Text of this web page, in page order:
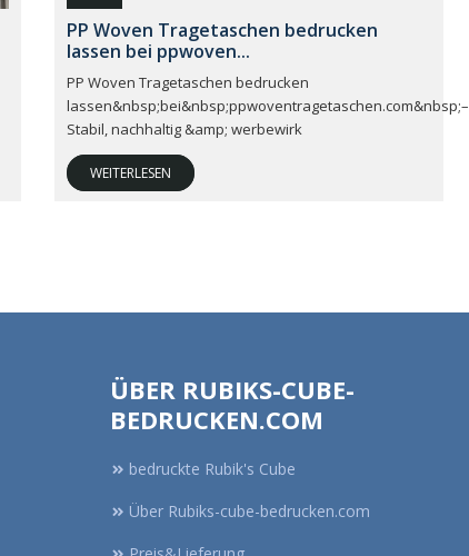
PP Woven Tragetaschen bedrucken
lassen bei ppwoven...
PP Woven Tragetaschen bedrucken
lassen&nbsp;bei&nbsp;ppwoventragetaschen.com&nbsp;–
Stabil, nachhaltig &amp; werbewirk
WEITERLESEN
ÜBER RUBIKS-CUBE-
BEDRUCKEN.COM
bedruckte Rubik's Cube
Über Rubiks-cube-bedrucken.com